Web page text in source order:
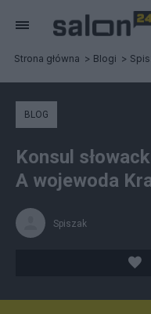
Strona główna Blogi
BLOG
Konsul
A wojewoda
Spiszak